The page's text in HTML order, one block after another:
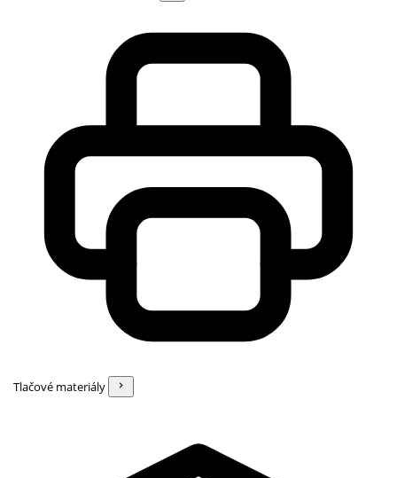
Tlačové materiály